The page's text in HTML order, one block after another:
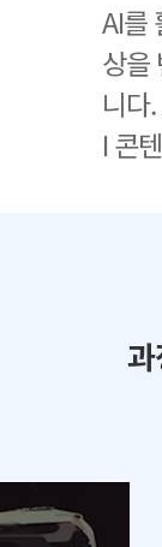
AI를
상을
니다
I 콘